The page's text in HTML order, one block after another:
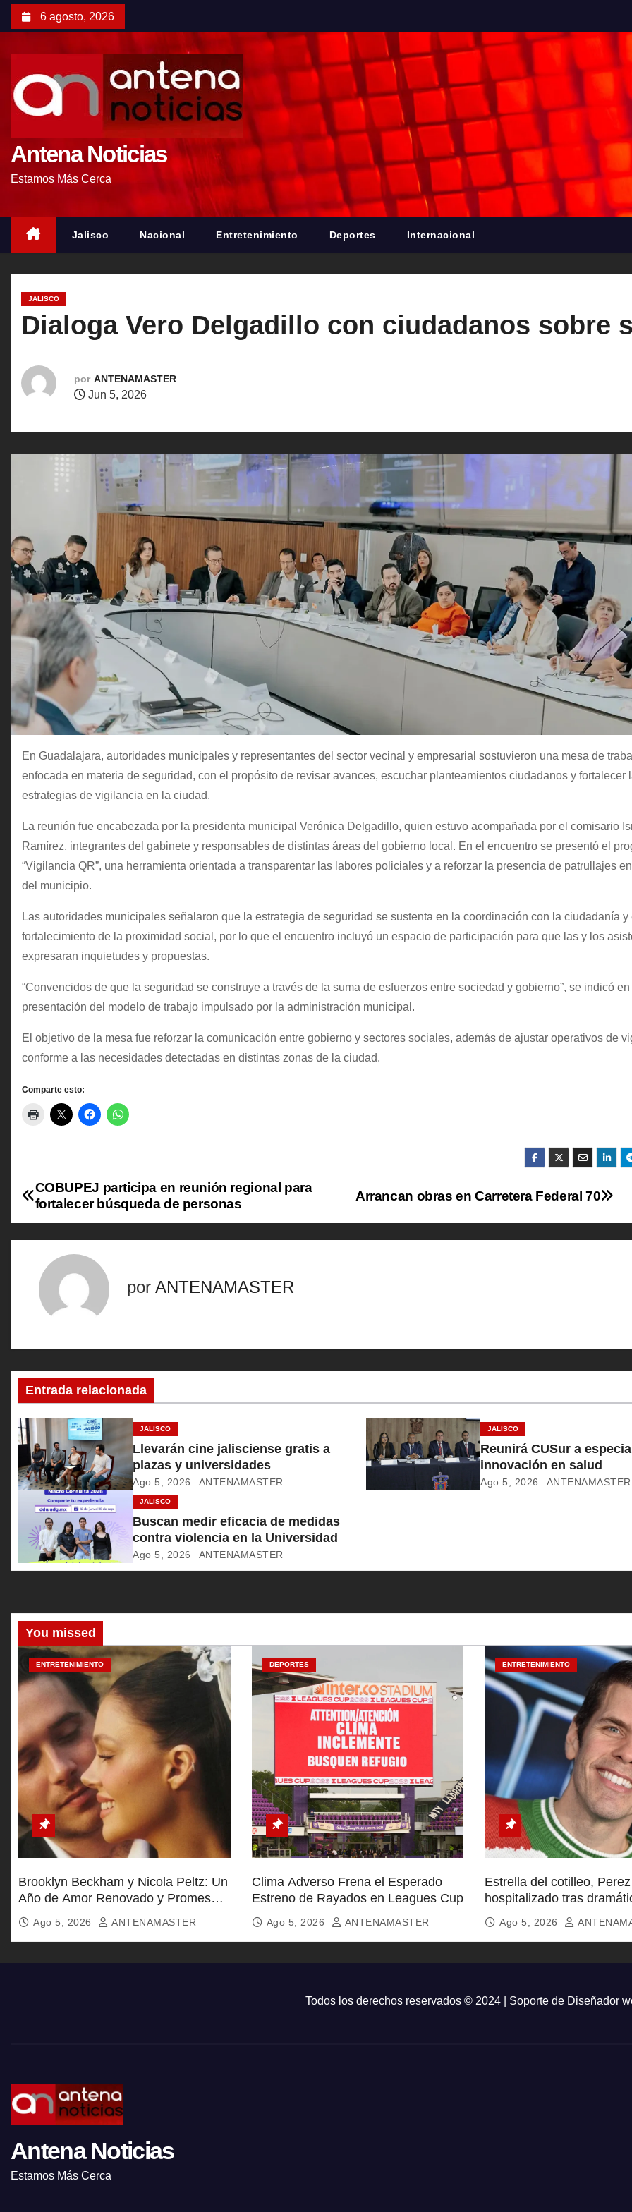
6 agosto, 2026
Antena Noticias
Estamos Más Cerca
Jalisco Nacional Entretenimiento Deportes Internacional
JALISCO
Dialoga Vero Delgadillo con ciudadanos sobre
por ANTENAMASTER
Jun 5, 2026
En Guadalajara, autoridades municipales y representantes del sector vecinal y empresarial sostuvieron una mesa de
enfocada en materia de seguridad, con el propósito de revisar avances, escuchar planteamientos ciudadanos y fortalecer
estrategias de vigilancia en la ciudad.
La reunión fue encabezada por la presidenta municipal Verónica Delgadillo, quien estuvo acompañada por el comisario
Ramírez, integrantes del gabinete y responsables de distintas áreas del gobierno local. En el encuentro se presentó el
“Vigilancia QR”, una herramienta orientada a transparentar las labores policiales y a reforzar la presencia de patrullajes
del municipio.
Las autoridades municipales señalaron que la estrategia de seguridad se sustenta en la coordinación con la ciudadanía y
fortalecimiento de la proximidad social, por lo que el encuentro incluyó un espacio de participación para que las y los
expresaran inquietudes y propuestas.
“Convencidos de que la seguridad se construye a través de la suma de esfuerzos entre sociedad y gobierno”, se indicó en
presentación del modelo de trabajo impulsado por la administración municipal.
El objetivo de la mesa fue reforzar la comunicación entre gobierno y sectores sociales, además de ajustar operativos de
conforme a las necesidades detectadas en distintas zonas de la ciudad.
Comparte esto:
N
a
c
i
ó
n
d
e
n
t
r
a
d
a
s
Arrancan obras en Carretera Federal 70
COBUPEJ participa en reunión regional para
fortalecer búsqueda de personas
por ANTENAMASTER
Entrada relacionada
JALISCO
Llevarán cine jalisciense gratis a
plazas y universidades
Ago 5, 2026 ANTENAMASTER
JALISCO
Reunirá CUSur a
innovación en salud
Ago 5, 2026 ANTENAMASTER
JALISCO
Buscan medir eficacia de medidas
contra violencia en la Universidad
Ago 5, 2026 ANTENAMASTER
You missed
ENTRETENIMIENTO
Brooklyn Beckham y Nicola Peltz: Un
Año de Amor Renovado y Promesas
Eternas
Ago 5, 2026 ANTENAMASTER
DEPORTES
Clima Adverso Frena el Esperado
Estreno de Rayados en Leagues Cup
Ago 5, 2026 ANTENAMASTER
ENTRETENIMIENTO
Estrella del cotilleo,
hospitalizado tras
TikTok
Ago 5, 2026
Todos los derechos reservados © 2024 | Soporte de Diseñador
Antena Noticias
Estamos Más Cerca